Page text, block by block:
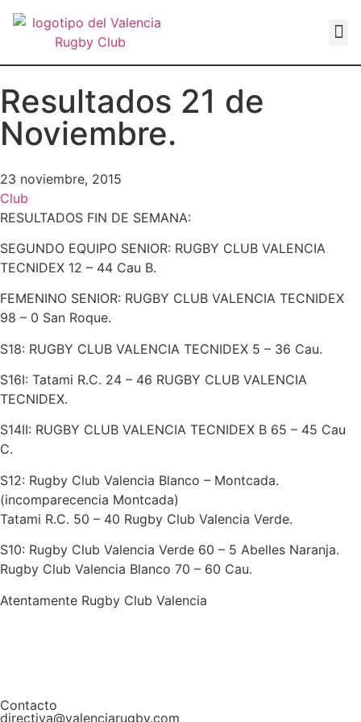
Resultados 21 de
Noviembre.
23 noviembre, 2015
Club
RESULTADOS FIN DE SEMANA:
SEGUNDO EQUIPO SENIOR: RUGBY CLUB VALENCIA
TECNIDEX 12 – 44 Cau B.
FEMENINO SENIOR: RUGBY CLUB VALENCIA TECNIDEX
98 – 0 San Roque.
S18: RUGBY CLUB VALENCIA TECNIDEX 5 – 36 Cau.
S16I: Tatami R.C. 24 – 46 RUGBY CLUB VALENCIA
TECNIDEX.
S14II: RUGBY CLUB VALENCIA TECNIDEX B 65 – 45 Cau
C.
S12: Rugby Club Valencia Blanco – Montcada.
(incomparecencia Montcada)
Tatami R.C. 50 – 40 Rugby Club Valencia Verde.
S10: Rugby Club Valencia Verde 60 – 5 Abelles Naranja.
Rugby Club Valencia Blanco 70 – 60 Cau.
Atentamente Rugby Club Valencia
Contacto
directiva@valenciarugby.com